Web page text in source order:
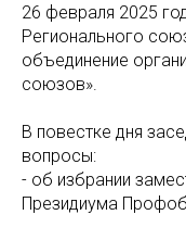
26 февраля 2025
Регионального
объединение
союзов».
В повестке дня
вопросы:
- об избрании
Президиума